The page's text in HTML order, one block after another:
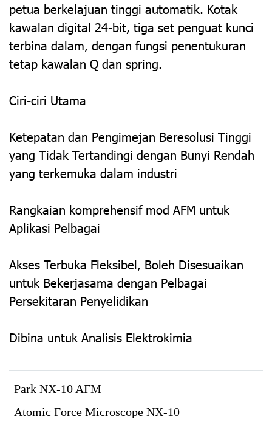
petua berkelajuan tinggi automatik. Kotak
kawalan digital 24-bit, tiga set penguat kunci
terbina dalam, dengan fungsi penentukuran
tetap kawalan Q dan spring.
Ciri-ciri Utama
Ketepatan dan Pengimejan Beresolusi Tinggi
yang Tidak Tertandingi dengan Bunyi Rendah
yang terkemuka dalam industri
Rangkaian komprehensif mod AFM untuk
Aplikasi Pelbagai
Akses Terbuka Fleksibel, Boleh Disesuaikan
untuk Bekerjasama dengan Pelbagai
Persekitaran Penyelidikan
Dibina untuk Analisis Elektrokimia
Park NX-10 AFM
Atomic Force Microscope NX-10